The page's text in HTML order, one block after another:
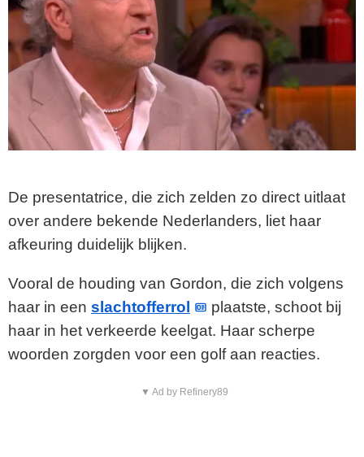
De presentatrice, die zich zelden zo direct uitlaat
over andere bekende Nederlanders, liet haar
afkeuring duidelijk blijken.
Vooral de houding van Gordon, die zich volgens
haar in een slachtofferrol
plaatste, schoot bij
haar in het verkeerde keelgat. Haar scherpe
woorden zorgden voor een golf aan reacties.
▼ Ad by Refinery89